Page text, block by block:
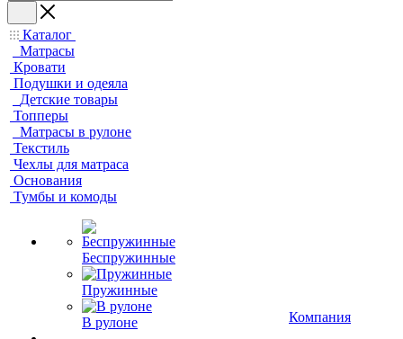
Каталог
Матрасы
Кровати
Подушки и одеяла
Детские товары
Топперы
Матрасы в рулоне
Текстиль
Чехлы для матраса
Основания
Тумбы и комоды
Беспружинные
Пружинные
В рулоне
Компания